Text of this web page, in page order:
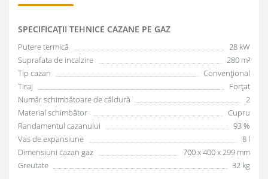
SPECIFICAŢII TEHNICE CAZANE PE GAZ
Putere termică
28 kW
Suprafata de incalzire
280 m²
Tip cazan
Convenţional
Tiraj
Forțat
Număr schimbătoare de căldură
2
Material schimbător
Cupru
Randamentul cazanului
93 %
Vas de expansiune
8 l
Dimensiuni cazan gaz
700 x 400 x 299 mm
Greutate
32 kg